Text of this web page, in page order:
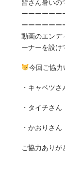
ーーーーーー
ーーーーーー
動画のエンデ
ーナーを設け
今回ご協
・キャベツさ
・タイチさん
・かおりさん
ご協力ありが